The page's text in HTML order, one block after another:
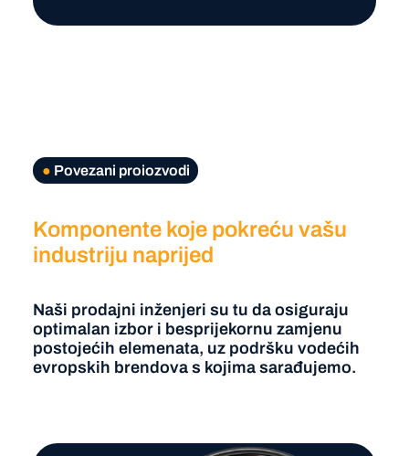
● Povezani proiozvodi
Komponente koje pokreću vašu
industriju naprijed
Naši prodajni inženjeri su tu da osiguraju
optimalan izbor i besprijekornu zamjenu
postojećih elemenata, uz podršku vodećih
evropskih brendova s kojima sarađujemo.